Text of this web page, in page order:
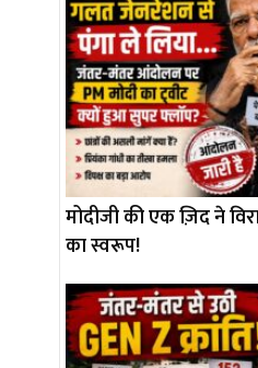
मोदीजी की एक ज़िद ने
का स्वरूप!